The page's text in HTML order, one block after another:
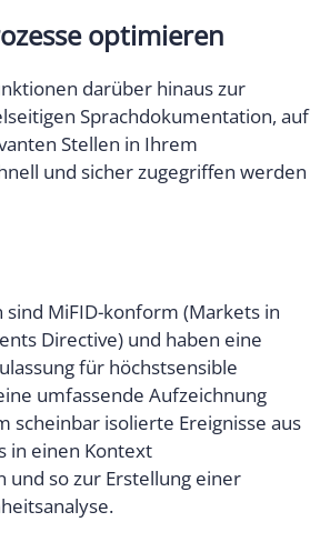
optimieren
darüber hinaus zur
Sprachdokumentation, auf
Stellen in Ihrem
und sicher zugegriffen werden
sind MiFID-konform (Markets in
Directive) und haben eine
für höchstsensible
umfassende Aufzeichnung
scheinbar isolierte Ereignisse aus
in einen Kontext
und so zur Erstellung einer